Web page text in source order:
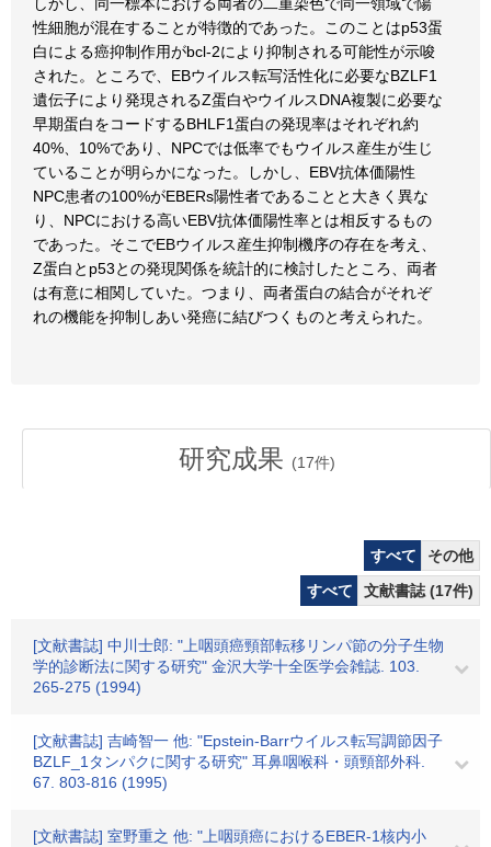
性細胞が混在することが特徴的であった。このことはp53蛋
白による癌抑制作用がbcl-2により抑制される可能性が示唆
された。ところで、EBウイルス転写活性化に必要なBZLF1
遺伝子により発現されるZ蛋白やウイルスDNA複製に必要な
早期蛋白をコードするBHLF1蛋白の発現率はそれぞれ約
40%、10%であり、NPCでは低率でもウイルス産生が生じ
ていることが明らかになった。しかし、EBV抗体価陽性
NPC患者の100%がEBERs陽性者であることと大きく異な
り、NPCにおける高いEBV抗体価陽性率とは相反するもの
であった。そこでEBウイルス産生抑制機序の存在を考え、
Z蛋白とp53との発現関係を統計的に検討したところ、両者
は有意に相関していた。つまり、両者蛋白の結合がそれぞ
れの機能を抑制しあい発癌に結びつくものと考えられた。
研究成果 (17件)
すべて
その他
すべて
文献書誌 (17件)
[文献書誌] 中川士郎: "上咽頭癌頸部転移リンパ節の分子生物
学的診断法に関する研究" 金沢大学十全医学会雑誌. 103.
265-275 (1994)
[文献書誌] 吉崎智一 他: "Epstein-Barrウイルス転写調節因子
BZLF_1タンパクに関する研究" 耳鼻咽喉科・頭頸部外科.
67. 803-816 (1995)
[文献書誌] 室野重之 他: "上咽頭癌におけるEBER-1核内小